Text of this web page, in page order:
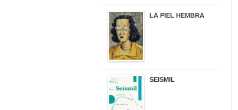
LA PIEL HEMBRA
SEISMIL